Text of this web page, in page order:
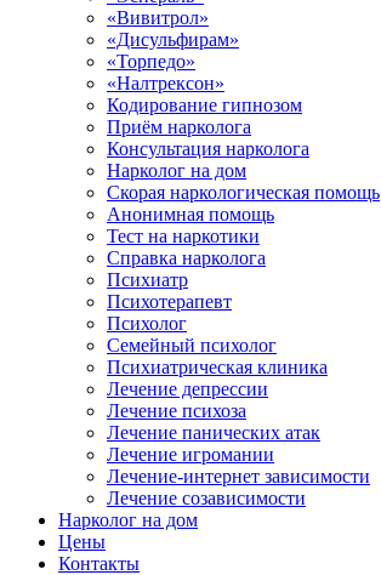
«Вивитрол»
«Дисульфирам»
«Торпедо»
«Налтрексон»
Кодирование гипнозом
Приём нарколога
Консультация нарколога
Нарколог на дом
Скорая наркологическая помощь
Анонимная помощь
Тест на наркотики
Справка нарколога
Психиатр
Психотерапевт
Психолог
Семейный психолог
Психиатрическая клиника
Лечение депрессии
Лечение психоза
Лечение панических атак
Лечение игромании
Лечение-интернет зависимости
Лечение созависимости
Нарколог на дом
Цены
Контакты